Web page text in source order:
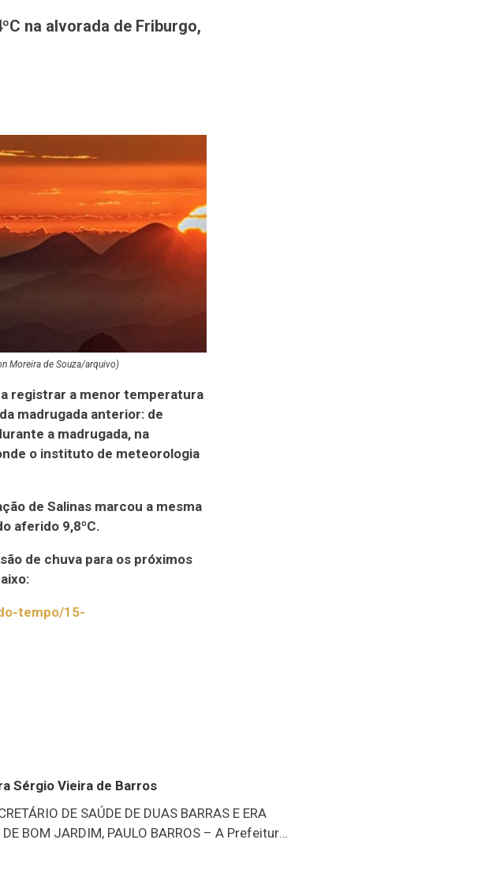
na alvorada de Friburgo,
Moreira de Souza/arquivo)
registrar a menor temperatura
madrugada anterior: de
a madrugada, na
o instituto de meteorologia
de Salinas marcou a mesma
aferido 9,8ºC.
de chuva para os próximos
tempo/15-
Sérgio Vieira de Barros
DE SAÚDE DE DUAS BARRAS E ERA
DE BOM JARDIM, PAULO BARROS – A Prefeitura
suas redes sociais, publicou nota de pesar e